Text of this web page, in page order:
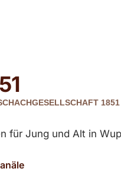
1851
für Jung und Alt in